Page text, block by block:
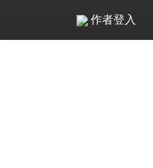
作者登入